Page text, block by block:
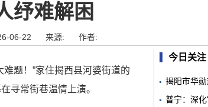
纾难解困
06-22 来源: 作者:
题！”家住揭西县河婆街道的
寻常街巷温情上演。